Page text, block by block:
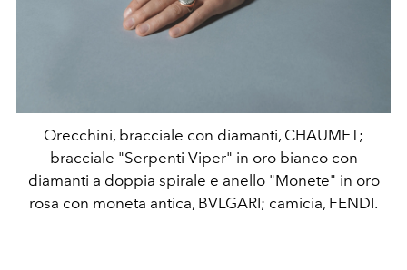
Orecchini, bracciale con diamanti, CHAUMET;
bracciale "Serpenti Viper" in oro bianco con
diamanti a doppia spirale e anello "Monete" in oro
rosa con moneta antica, BVLGARI; camicia, FENDI.